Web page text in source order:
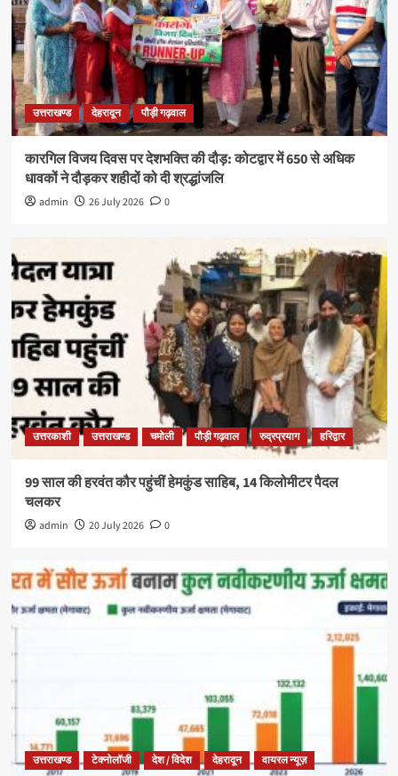
उत्तराखण्ड देहरादून पौड़ी गढ़वाल
कारगिल विजय दिवस पर देशभक्ति की दौड़: कोटद्वार में 650 से अधिक
धावकों ने दौड़कर शहीदों को दी श्रद्धांजलि
admin 26 July 2026 0
उत्तरकाशी उत्तराखण्ड चमोली पौड़ी गढ़वाल रुद्रप्रयाग हरिद्वार
99 साल की हरवंत कौर पहुंचीं हेमकुंड साहिब, 14 किलोमीटर पैदल
चलकर
admin 20 July 2026 0
उत्तराखण्ड टेक्नोलॉजी देश / विदेश देहरादून वायरल न्यूज़